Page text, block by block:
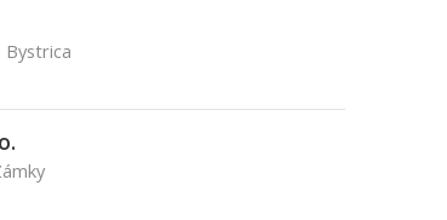
Bystrica